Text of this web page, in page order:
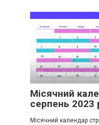
Місячний календар
Місячний
серпень 2023
Місячний календар